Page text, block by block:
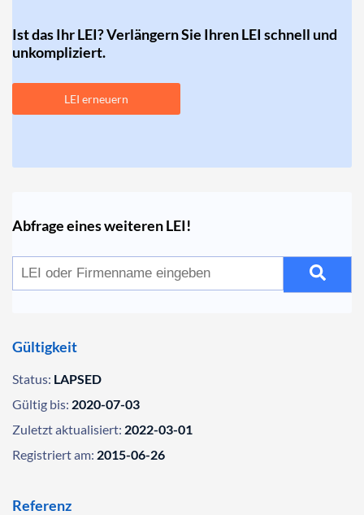
Ist das Ihr LEI? Verlängern Sie Ihren LEI schnell und
unkompliziert.
LEI erneuern
Abfrage eines weiteren LEI!
Gültigkeit
Status: LAPSED
Gültig bis: 2020-07-03
Zuletzt aktualisiert: 2022-03-01
Registriert am: 2015-06-26
Referenz